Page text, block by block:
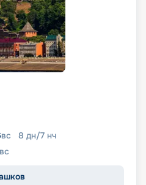
вс 8 дн/7 нч
вс